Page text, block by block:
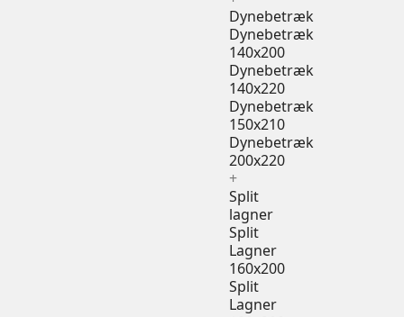
Dynebetræk
Dynebetræk
140x200
Dynebetræk
140x220
Dynebetræk
150x210
Dynebetræk
200x220
+
Split
lagner
Split
Lagner
160x200
Split
Lagner